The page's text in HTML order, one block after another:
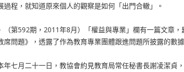
過程，就知道原來個人的觀察是如何「出門合轍」。
（第592期，2011年8月）「權益與專業」欄有一篇文章
席問題》，透露了作為教育專業團體跟進問題所披露的數據
年七月二十一日，教協會約見教育局常任秘書長謝凌潔貞